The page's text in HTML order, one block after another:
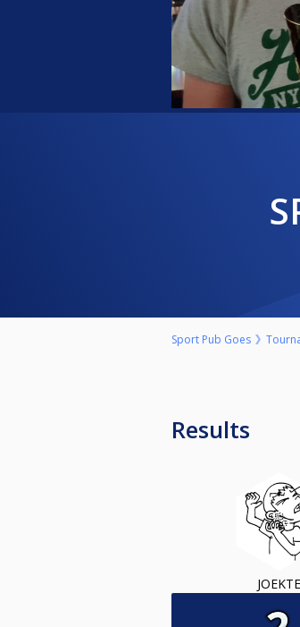
Sport Pub Goes
Results
JOEKTE